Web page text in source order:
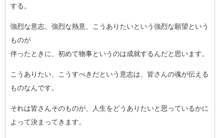
する。
強烈な意志、強烈な熱意、こうありたいという強烈な願望という
ものが
伴ったときに、初めて物事というのは成就するんだと思います。
こうありたい、こうすべきだという意志は、皆さんの魂が伝える
ものなんです。
それは皆さんそのものが、人生をどうありたいと思っているかに
よ って決まってきます。